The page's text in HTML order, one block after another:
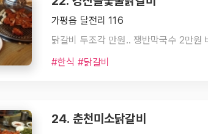
가평읍 달전리 116
#한식 #닭갈비
24. 춘천미소닭갈비